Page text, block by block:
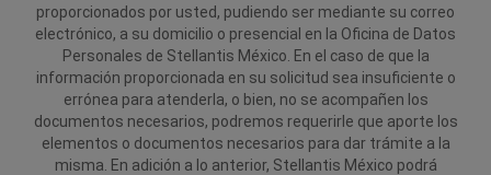
proporcionados por usted, pudiendo ser mediante su correo
electrónico, a su domicilio o presencial en la Oficina de Datos
Personales de Stellantis México. En el caso de que la
información proporcionada en su solicitud sea insuficiente o
errónea para atenderla, o bien, no se acompañen los
documentos necesarios, podremos requerirle que aporte los
elementos o documentos necesarios para dar trámite a la
misma. En adición a lo anterior, Stellantis México podrá